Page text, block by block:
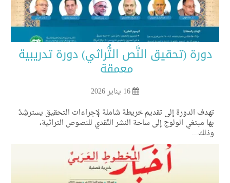
(تحقيق النَّص التُّراثي) دورة تدريبية
معمقة
الدورة إلى تقديم خريطة شاملة لإجراءات التحقيق يسترشِدُ
مبتغي الولوج إلى ساحة النشر النَّقدي للنصوص التراثية،